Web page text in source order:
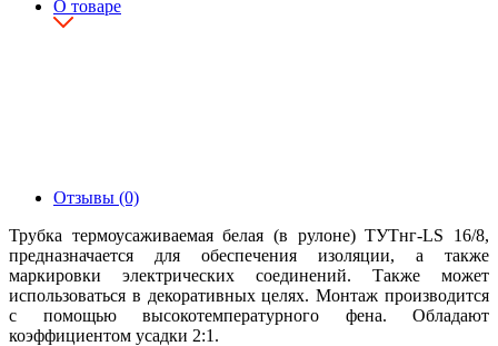
О товаре
Отзывы (0)
Трубка термоусаживаемая белая (в рулоне) ТУТнг-LS 16/8,
предназначается для обеспечения изоляции, а также
маркировки электрических соединений. Также может
использоваться в декоративных целях. Монтаж производится
с помощью высокотемпературного фена. Обладают
коэффициентом усадки 2:1.